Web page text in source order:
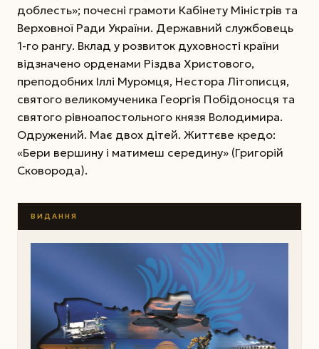
доблесть»; почесні грамоти Кабінету Міністрів та
Верховної Ради України. Державний службовець
1-го рангу. Вклад у розвиток духовності країни
відзначено орденами Різдва Христового,
преподобних Іллі Муромця, Нестора Літописця,
святого великомученика Георгія Побідоносця та
святого рівноапостольного князя Володимира.
Одружений. Має двох дітей. Життєве кредо:
«Бери вершину і матимеш середину» (Григорій
Сковорода).
ВИДАННЯ